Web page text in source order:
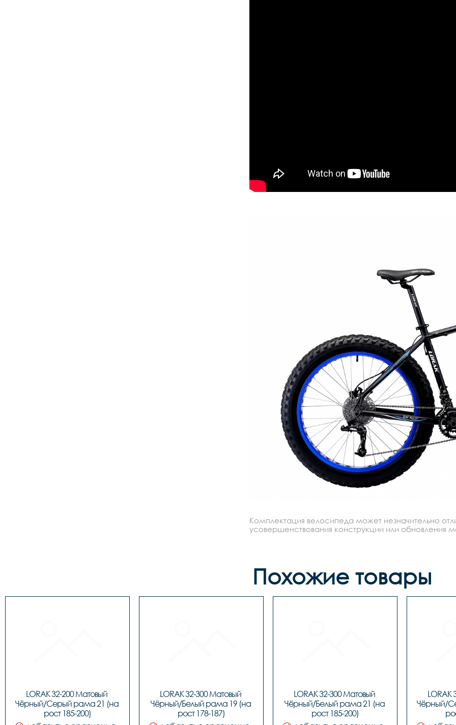
Комплектация велосипеда может незначительно
усовершенствования конструкции или обновления
Похожие товары
LORAK 32-200 Матовый
Чёрный/Серый рама 21 (на
рост 185-200)
LORAK 32-300 Матовый
Чёрный/Белый рама 19 (на
рост 178-187)
LORAK 32-300 Матовый
Чёрный/Белый рама 21 (на
рост 185-200)
LORAK
Чёрный/